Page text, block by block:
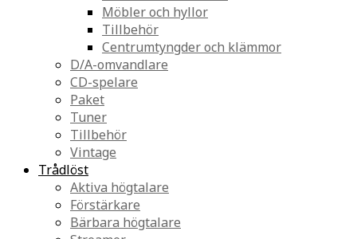
Möbler och hyllor
Tillbehör
Centrumtyngder och klämmor
D/A-omvandlare
CD-spelare
Paket
Tuner
Tillbehör
Vintage
Trådlöst
Aktiva högtalare
Förstärkare
Bärbara högtalare